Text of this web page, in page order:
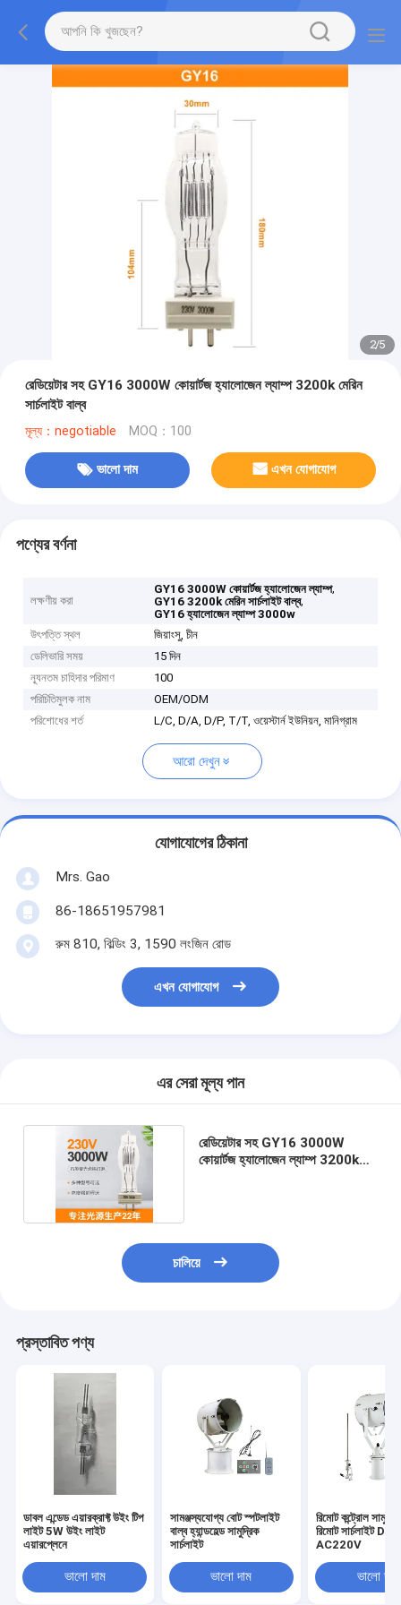
2/5
রেডিয়েটার সহ GY16 3000W কোয়ার্টজ হ্যালোজেন ল্যাম্প 3200k মেরিন
সার্চলাইট বাল্ব
মূল্য：negotiable MOQ：100
ভালো দাম এখন যোগাযোগ
পণ্যের বর্ণনা
লক্ষণীয় করা
GY16 3000W কোয়ার্টজ হ্যালোজেন ল্যাম্প,
GY16 3200k মেরিন সার্চলাইট বাল্ব,
GY16 হ্যালোজেন ল্যাম্প 3000w
উৎপত্তি স্থল
জিয়াংসু, চীন
ডেলিভারি সময়
15 দিন
ন্যূনতম চাহিদার পরিমাণ
100
পরিচিতিমুলক নাম
OEM/ODM
পরিশোধের শর্ত
L/C, D/A, D/P, T/T, ওয়েস্টার্ন ইউনিয়ন, মানিগ্রাম
আরো দেখুন
যোগাযোগের ঠিকানা
Mrs. Gao
86-18651957981
রুম 810, বিল্ডিং 3, 1590 লংজিন রোড
এখন যোগাযোগ
এর সেরা মূল্য পান
রেডিয়েটার সহ GY16 3000W
কোয়ার্টজ হ্যালোজেন ল্যাম্প 3200k
চালিয়ে
প্রস্তাবিত পণ্য
ডাবল এন্ডেড এয়ারক্রাফ্ট উইং টিপ
লাইট 5W উইং লাইট
এয়ারপ্লেনে
ভালো দাম
সামঞ্জস্যযোগ্য বোট স্পটলাইট
বাল্ব হ্যান্ডহেল্ড সামুদ্রিক
সার্চলাইট
ভালো দাম
রিমোট কন্ট্রোল
রিমোট সার্চলাইট
AC220V
ভালো দাম